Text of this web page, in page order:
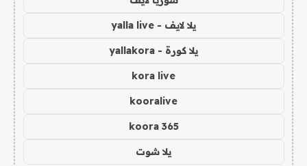
يلا لايف - yalla live
يلا كورة - yallakora
kora live
kooralive
koora 365
يلا شوت